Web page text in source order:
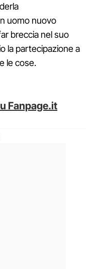
uomo nuovo
breccia nel suo
la partecipazione a
le cose.
Fanpage.it